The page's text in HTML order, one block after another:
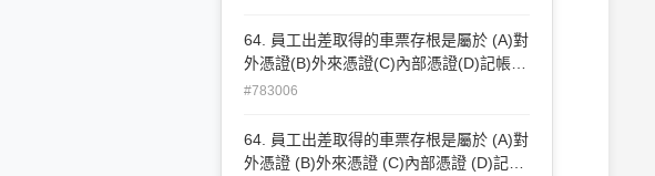
64. 員工出差取得的車票存根是屬於 (A)對
外憑證(B)外來憑證(C)內部憑證(D)記帳憑
證。
#783006
64. 員工出差取得的車票存根是屬於 (A)對
外憑證 (B)外來憑證 (C)內部憑證 (D)記帳